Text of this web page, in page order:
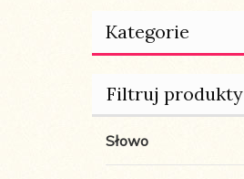
Kategorie
Filtruj produkty
Słowo